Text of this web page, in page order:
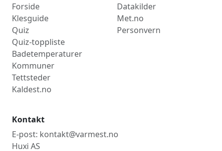
Forside
Klesguide
Quiz
Quiz-toppliste
Badetemperaturer
Kommuner
Tettsteder
Kaldest.no
Datakilder
Met.no
Personvern
Kontakt
E-post: kontakt@varmest.no
Huxi AS